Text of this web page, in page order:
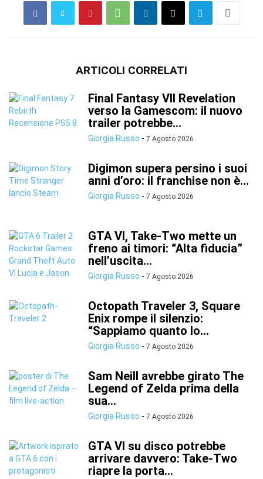
ARTICOLI CORRELATI
Final Fantasy VII Revelation
verso la Gamescom: il nuovo
trailer potrebbe...
Giorgia Russo - 7 Agosto 2026
Digimon supera persino i suoi
anni d’oro: il franchise non è...
Giorgia Russo - 7 Agosto 2026
GTA VI, Take-Two mette un
freno ai timori: “Alta fiducia”
nell’uscita...
Giorgia Russo - 7 Agosto 2026
Octopath Traveler 3, Square
Enix rompe il silenzio:
“Sappiamo quanto lo...
Giorgia Russo - 7 Agosto 2026
Sam Neill avrebbe girato The
Legend of Zelda prima della
sua...
Giorgia Russo - 7 Agosto 2026
GTA VI su disco potrebbe
arrivare davvero: Take-Two
riapre la porta...